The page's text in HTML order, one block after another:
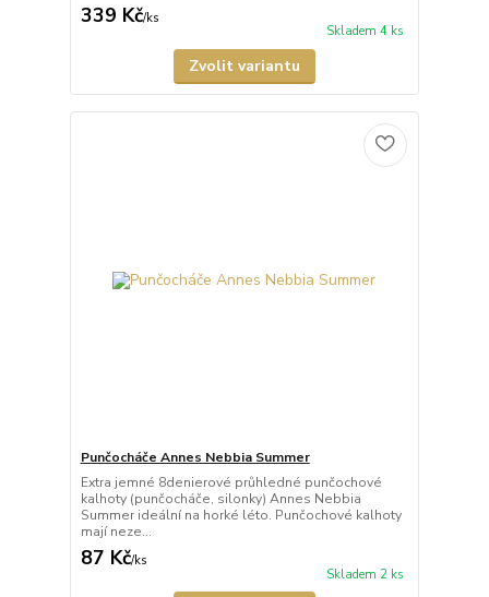
339 Kč/ks
Skladem 4 ks
Zvolit variantu
Punčocháče Annes Nebbia Summer
Extra jemné 8denierové průhledné punčochové
kalhoty (punčocháče, silonky) Annes Nebbia
Summer ideální na horké léto. Punčochové kalhoty
mají neze...
87 Kč/ks
Skladem 2 ks